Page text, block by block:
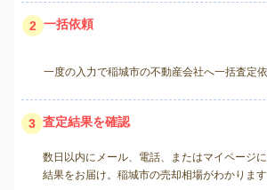
2 一括依頼
一度の入力で稲城市の不動産会社へ一括査定依
3 査定結果を確認
数日以内にメール、電話、またはマイページ
結果をお届け。稲城市の売却相場がわかります